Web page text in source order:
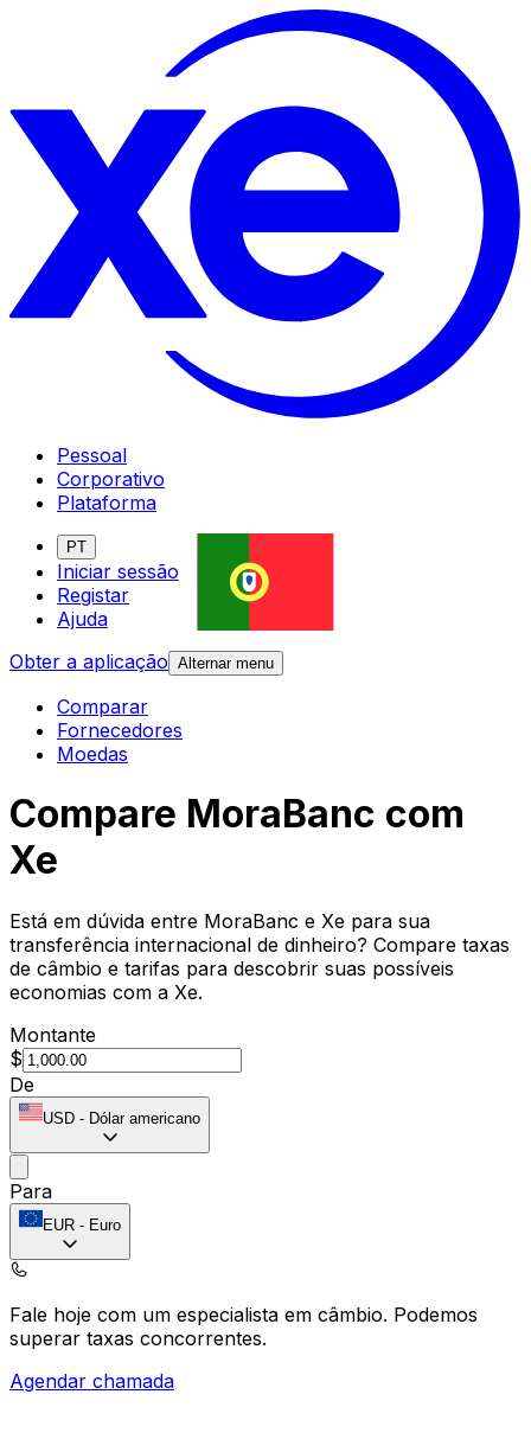
Pessoal
Corporativo
Plataforma
PT
Iniciar sessão
Registar
Ajuda
Obter a aplicação Alternar menu
Comparar
Fornecedores
Moedas
Compare MoraBanc com
Xe
Está em dúvida entre MoraBanc e Xe para sua
transferência internacional de dinheiro? Compare taxas
de câmbio e tarifas para descobrir suas possíveis
economias com a Xe.
Montante
$
De
USD - Dólar americano
Para
EUR - Euro
Fale hoje com um especialista em câmbio. Podemos
superar taxas concorrentes.
Agendar chamada